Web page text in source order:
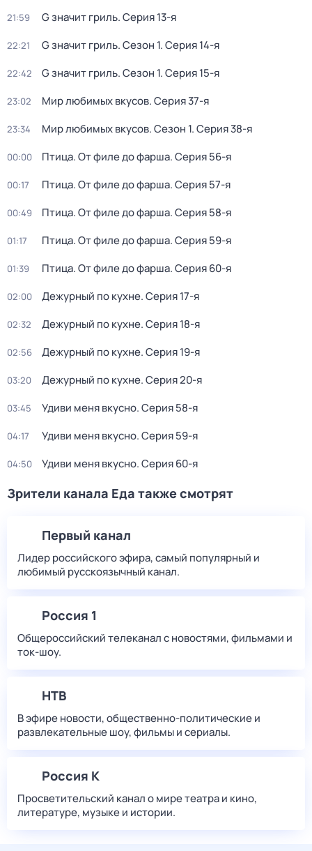
21:59 G значит гриль. Серия 13-я
22:21 G значит гриль. Сезон 1. Серия 14-я
22:42 G значит гриль. Сезон 1. Серия 15-я
23:02 Мир любимых вкусов. Серия 37-я
23:34 Мир любимых вкусов. Сезон 1. Серия 38-я
00:00 Птица. От филе до фарша. Серия 56-я
00:17 Птица. От филе до фарша. Серия 57-я
00:49 Птица. От филе до фарша. Серия 58-я
01:17 Птица. От филе до фарша. Серия 59-я
01:39 Птица. От филе до фарша. Серия 60-я
02:00 Дежурный по кухне. Серия 17-я
02:32 Дежурный по кухне. Серия 18-я
02:56 Дежурный по кухне. Серия 19-я
03:20 Дежурный по кухне. Серия 20-я
03:45 Удиви меня вкусно. Серия 58-я
04:17 Удиви меня вкусно. Серия 59-я
04:50 Удиви меня вкусно. Серия 60-я
Зрители канала Еда также смотрят
Первый канал
Лидер российского эфира, самый популярный и
любимый русскоязычный канал.
Россия 1
Общероссийский телеканал с новостями, фильмами и
ток-шоу.
НТВ
В эфире новости, общественно-политические и
развлекательные шоу, фильмы и сериалы.
Россия К
Просветительский канал о мире театра и кино,
литературе, музыке и истории.